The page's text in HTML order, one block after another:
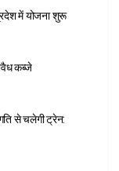
में योजना शुरू
कब्जे
से चलेगी ट्रेन: